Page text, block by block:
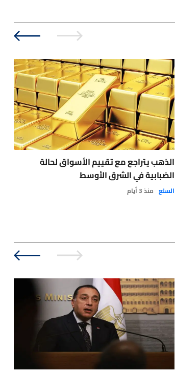
الذهب يتراجع مع تقييم الأسواق لحالة
الضبابية في الشرق الأوسط
السلع منذ 3 أيام